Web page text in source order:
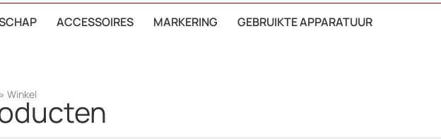
ACCESSOIRES MARKERING GEBRUIKTE APPARATUUR
» Winkel